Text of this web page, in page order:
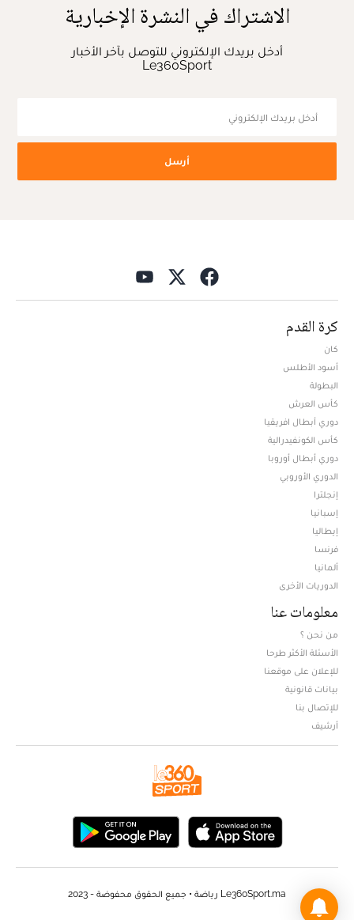
الاشتراك في النشرة الإخبارية
أدخل بريدك الإلكتروني للتوصل بآخر الأخبار
Le360Sport
أرسل
كرة القدم
كان
أسود الأطلس
البطولة
كأس العرش
دوري أبطال افريقيا
كأس الكونفيدرالية
دوري أبطال أوروبا
الدوري الأوروبي
إنجلترا
إسبانيا
إيطاليا
فرنسا
ألمانيا
الدوريات الأخرى
معلومات عنا
من نحن ؟
الأسئلة الأكثر طرحا
للإعلان على موقعنا
بيانات قانونية
للإتصال بنا
أرشيف
Le360Sport.ma رياضة • جميع الحقوق محفوضة - 2023